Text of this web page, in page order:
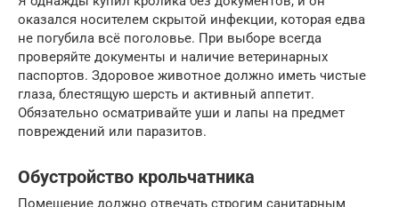
оказался носителем скрытой инфекции, которая едва
не погубила всё поголовье. При выборе всегда
проверяйте документы и наличие ветеринарных
паспортов. Здоровое животное должно иметь чистые
глаза, блестящую шерсть и активный аппетит.
Обязательно осматривайте уши и лапы на предмет
повреждений или паразитов.
Обустройство крольчатника